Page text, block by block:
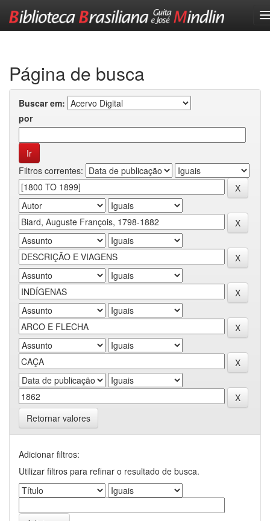
Página de busca
Buscar em:
por
Filtros correntes:
Retornar valores
Adicionar filtros:
Utilizar filtros para refinar o resultado de busca.